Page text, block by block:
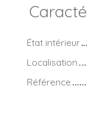
État intérieur
Localisation
Référence